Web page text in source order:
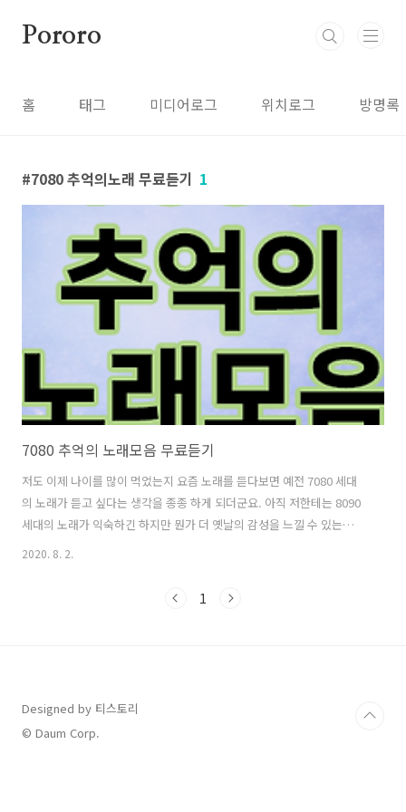
Pororo
홈 태그 미디어로그 위치로그 방명록
7080 추억의노래 무료듣기 1
7080 추억의 노래모음 무료듣기
저도 이제 나이를 많이 먹었는지 요즘 노래를 듣다보면 예전 7080 세대
의 노래가 듣고 싶다는 생각을 종종 하게 되더군요. 아직 저한테는 8090
세대의 노래가 익숙하긴 하지만 뭔가 더 옛날의 감성을 느낄 수 있는
7080 노래모음을 듣다보면 옛날 생각이 나면서 어린시절의 추억이 새록
를 들어보세요. 7080노래모음 어플 설치 7080 노래모음을 무료로 듣기
2020. 8. 2.
1
Designed by 티스토리
© Daum Corp.